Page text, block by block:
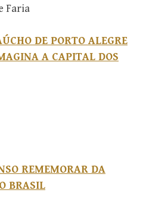
Faria
DE PORTO ALEGRE
A CAPITAL DOS
REMEMORAR DA
BRASIL